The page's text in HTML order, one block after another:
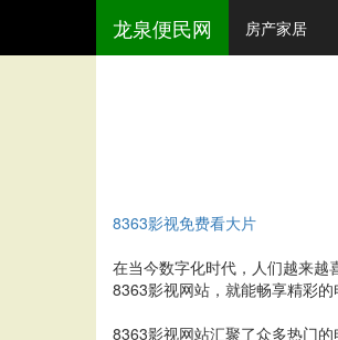
龙泉便民网 房产家居
8363影视免费看大片
在当今数字化时代，人们越来
8363影视网站，就能畅享精彩的
8363影视网站汇聚了众多热门